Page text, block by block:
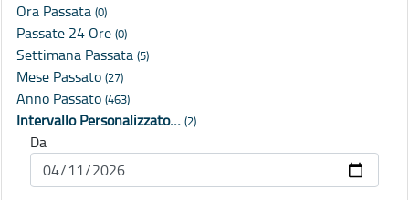
Ora Passata (0)
Passate 24 Ore (0)
Settimana Passata (5)
Mese Passato (27)
Anno Passato (463)
Intervallo Personalizzato… (2)
Da